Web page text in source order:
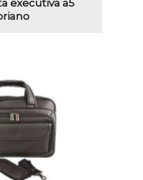
executiva a5